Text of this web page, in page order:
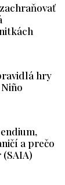
hry
a prečo